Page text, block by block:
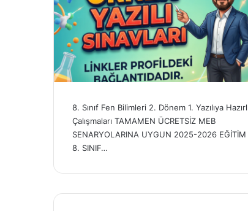
8. Sınıf Fen Bilimleri 2. Dönem 1. Yazılıya
Çalışmaları TAMAMEN ÜCRETSİZ MEB
SENARYOLARINA UYGUN 2025-2026 EĞİTİM
8. SINIF…